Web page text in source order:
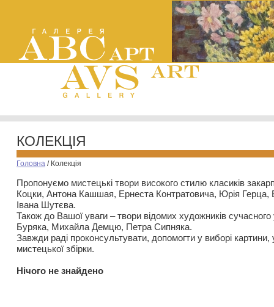
КОЛЕКЦІЯ
Головна / Колекція
Пропонуємо мистецькі твори високого стилю класиків
Коцки, Антона Кашшая, Ернеста Контратовича, Юрія
Івана Шутєва.
Також до Вашої уваги – твори відомих художників
Буряка, Михайла Демцю, Петра Сипняка.
Завжди раді проконсультувати, допомогти у виборі картини,
мистецької збірки.
Нiчого не знайдено